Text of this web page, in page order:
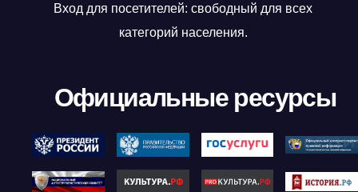
Вход для посетителей: свободный для всех
категорий населения.
Официальные ресурсы